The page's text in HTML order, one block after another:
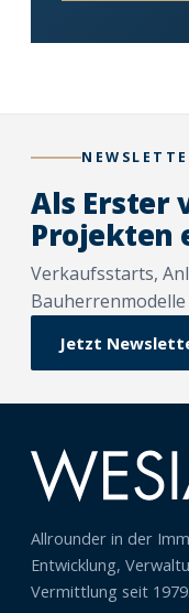
Als Erster
Projekten
Verkaufsstarts,
Jetzt
Allrounder in der
Entwicklung,
Vermittlung seit 1979.